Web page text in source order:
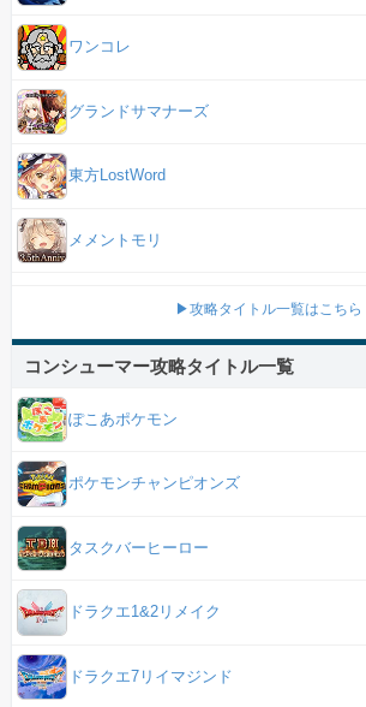
ワンコレ
グランドサマナーズ
東方LostWord
メメントモリ
▶攻略タイトル一覧はこちら
コンシューマー攻略タイトル一覧
ぽこあポケモン
ポケモンチャンピオンズ
タスクバーヒーロー
ドラクエ1&2リメイク
ドラクエ7リイマジンド